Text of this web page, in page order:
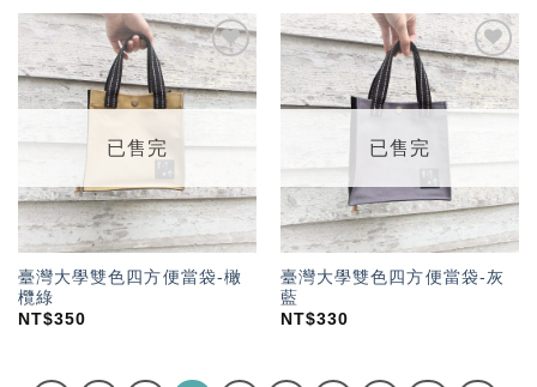
加入
「願
望輕
已售完
臺灣大學雙色四方便當袋-橄
欖綠
NT$350
加入
「願
望輕
已售完
臺灣大學雙色四方便當袋-灰
藍
NT$330